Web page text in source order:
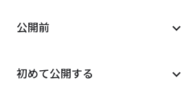
公開前
初めて公開する